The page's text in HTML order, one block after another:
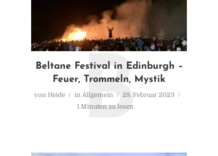
Beltane Festival in Edinburgh –
Feuer, Trommeln, Mystik
von Heide in Allgemein
28. Februar 2023
1 Minuten zu lesen
B